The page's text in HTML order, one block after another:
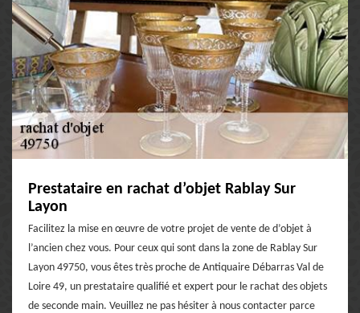
Prestataire en rachat d’objet Rablay Sur
Layon
Facilitez la mise en œuvre de votre projet de vente de d’objet à
l’ancien chez vous. Pour ceux qui sont dans la zone de Rablay Sur
Layon 49750, vous êtes très proche de Antiquaire Débarras Val de
Loire 49, un prestataire qualifié et expert pour le rachat des objets
de seconde main. Veuillez ne pas hésiter à nous contacter parce